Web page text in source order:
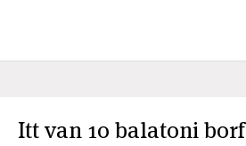
Itt van 10 balatoni